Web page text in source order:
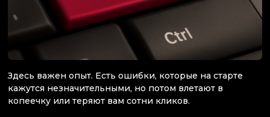
Здесь важен опыт. Есть ошибки, которые на старте
кажутся незначительными, но потом влетают в
копеечку или теряют вам сотни кликов.